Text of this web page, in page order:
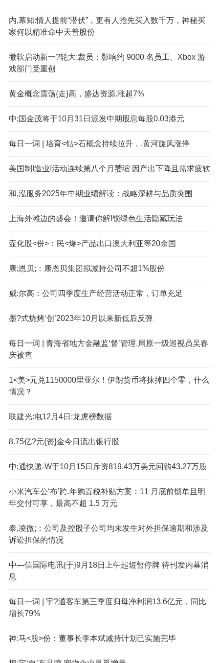
内,幕知:情人提前“潜伏”，更有人抢先买入数千万，神秘买
家何以精准命中天普股份
微软启动新一?轮大:裁员：影响约 9000 名员工、Xbox 游
戏部门受重创
黄金概念震荡{走}高，盛达资源.涨超7%
中;国金茂将于10月31日派发中期股息每股0.03港元
每日一词 | 培育<钻>石概念持续拉升，.黄河旋风涨停
美国制!造业!活动连续第八个月萎缩 因产出下降且需求疲软
和,泓服务2025年中期业绩解读：战略深耕与品质突围
上海外滩边的盛会！邀请你解!锁绿色生活隐藏玩法
壶化股<份>：民<爆>产品出口澳大利亚等20余国
康;恩贝;：康恩贝集团拟减持公司不超1%股份
威:尔高：公司四季度生产经营活动正常，订单充足
墨?式烧烤‘创’2023年10月以来新低后反弹
每日一词 | 青海省地方金融监‘督’管理.局原一级巡视员吴春
庆被查
1<美>元兑1150000里亚尔！伊朗货币将抹掉四个零，什么
情况？
联建光:电12月4日:龙虎榜数据
8.75亿?元{资}金今日流出银行股
中;通快递-W于10月15日斥资819.43万美元回购43.27万股
小米汽车公‘布’跨.年购置税补贴方案：11 月底前锁单且明
年交付可享，最高不超 1.5 万元
泰,凌微;：公司及控股子公司均未发生对外担保逾期和涉及
诉讼担保的情况
中—信国际电讯{于}9月18日上午起短暂停牌 待刊发内幕消
息
每日一词 | 宇?通客车第三季度归母净利润13.6亿元，同比
增长79%
神:马<股>份：董事长李本斌减持计划已实施完毕